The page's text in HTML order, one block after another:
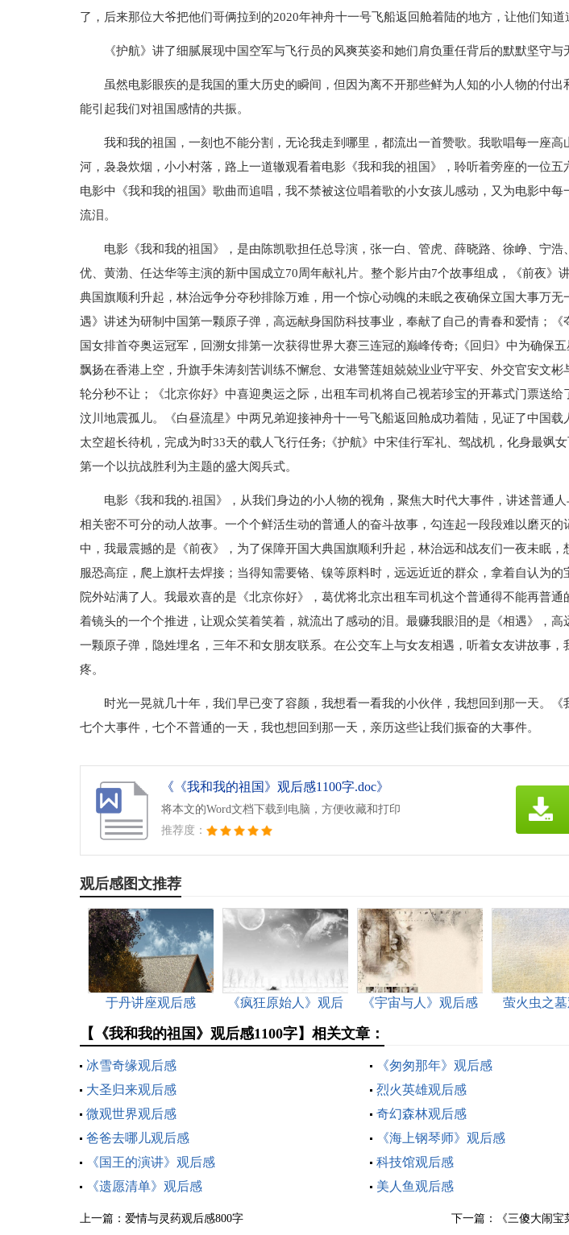
了，后来那位大爷把他们哥俩拉到的2020年神舟十一号飞船返回舱着陆的地方，让他们知道
《护航》讲了细腻展现中国空军与飞行员的风爽英姿和她们肩负重任背后的默默坚守与
虽然电影眼疾的是我国的重大历史的瞬间，但因为离不开那些鲜为人知的小人物的付出
能引起我们对祖国感情的共振。
我和我的祖国，一刻也不能分割，无论我走到哪里，都流出一首赞歌。我歌唱每一座高
河，袅袅炊烟，小小村落，路上一道辙观看着电影《我和我的祖国》，聆听着旁座的一位五
电影中《我和我的祖国》歌曲而追唱，我不禁被这位唱着歌的小女孩儿感动，又为电影中每
流泪。
电影《我和我的祖国》，是由陈凯歌担任总导演，张一白、管虎、薛晓路、徐峥、宁浩
优、黄渤、任达华等主演的新中国成立70周年献礼片。整个影片由7个故事组成，《前夜》
典国旗顺利升起，林治远争分夺秒排除万难，用一个惊心动魄的未眠之夜确保立国大事万无
遇》讲述为研制中国第一颗原子弹，高远献身国防科技事业，奉献了自己的青春和爱情；《
国女排首夺奥运冠军，回溯女排第一次获得世界大赛三连冠的巅峰传奇;《回归》中为确保
飘扬在香港上空，升旗手朱涛刻苦训练不懈怠、女港警莲姐兢兢业业守平安、外交官安文彬
轮分秒不让；《北京你好》中喜迎奥运之际，出租车司机将自己视若珍宝的开幕式门票送给
汶川地震孤儿。《白昼流星》中两兄弟迎接神舟十一号飞船返回舱成功着陆，见证了中国载
太空超长待机，完成为时33天的载人飞行任务;《护航》中宋佳行军礼、驾战机，化身最飒
第一个以抗战胜利为主题的盛大阅兵式。
电影《我和我的.祖国》，从我们身边的小人物的视角，聚焦大时代大事件，讲述普通
相关密不可分的动人故事。一个个鲜活生动的普通人的奋斗故事，勾连起一段段难以磨灭的
中，我最震撼的是《前夜》，为了保障开国大典国旗顺利升起，林治远和战友们一夜未眠，
服恐高症，爬上旗杆去焊接；当得知需要铬、镍等原料时，远远近近的群众，拿着自认为的
院外站满了人。我最欢喜的是《北京你好》，葛优将北京出租车司机这个普通得不能再普通
着镜头的一个个推进，让观众笑着笑着，就流出了感动的泪。最赚我眼泪的是《相遇》，高
一颗原子弹，隐姓埋名，三年不和女朋友联系。在公交车上与女友相遇，听着女友讲故事，
疼。
时光一晃就几十年，我们早已变了容颜，我想看一看我的小伙伴，我想回到那一天。《
七个大事件，七个不普通的一天，我也想回到那一天，亲历这些让我们振奋的大事件。
《《我和我的祖国》观后感1100字.doc》
将本文的Word文档下载到电脑，方便收藏和打印
推荐度：
观后感图文推荐
于丹讲座观后感
《疯狂原始人》观后
《宇宙与人》观后感 萤火虫之
【《我和我的祖国》观后感1100字】相关文章：
冰雪奇缘观后感
《匆匆那年》观后感
大圣归来观后感
烈火英雄观后感
微观世界观后感
奇幻森林观后感
爸爸去哪儿观后感
《海上钢琴师》观后感
《国王的演讲》观后感
科技馆观后感
《遗愿清单》观后感
美人鱼观后感
上一篇： 爱情与灵药观后感800字 下一篇： 《三傻大闹